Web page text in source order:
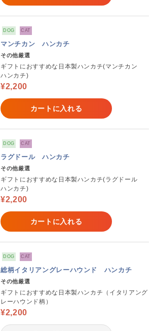
DOG CAT
マンチカン ハンカチ
その他厳選
ギフトにおすすめな日本製ハンカチ(マンチカン
ハンカチ)
¥2,200
カートに入れる
DOG CAT
ラグドール ハンカチ
その他厳選
ギフトにおすすめな日本製ハンカチ(ラグドール
ハンカチ)
¥2,200
カートに入れる
DOG CAT
総柄イタリアングレーハウンド ハンカチ
その他厳選
ギフトにおすすめな日本製ハンカチ（イタリアング
レーハウンド柄）
¥2,200